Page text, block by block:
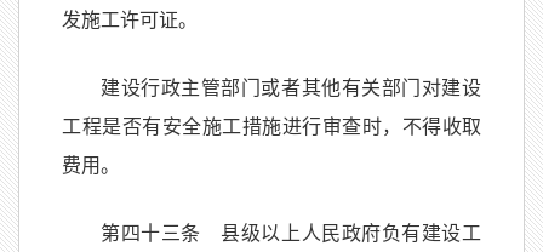
发施工许可证。
建设行政主管部门或者其他有关部门对建设
工程是否有安全施工措施进行审查时，不得收取
费用。
第四十三条 县级以上人民政府负有建设工